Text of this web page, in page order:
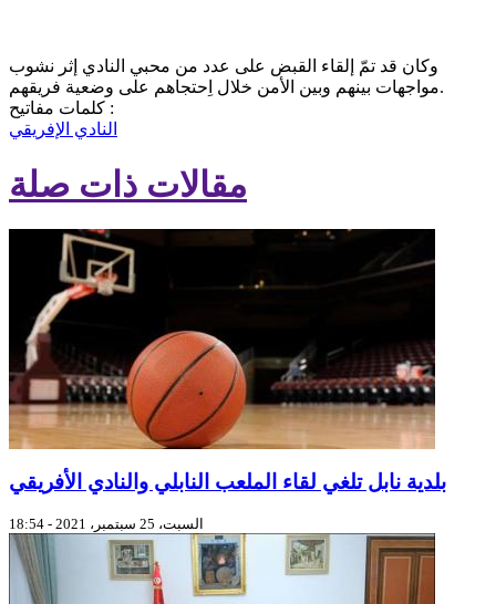
وكان قد تمّ إلقاء القبض على عدد من محبي النادي إثر نشوب
مواجهات بينهم وبين الأمن خلال اِحتجاهم على وضعية فريقهم.
كلمات مفاتيح :
النادي الإفريقي
مقالات ذات صلة
بلدية نابل تلغي لقاء الملعب النابلي والنادي الأفريقي
السبت، 25 سبتمبر، 2021 - 18:54